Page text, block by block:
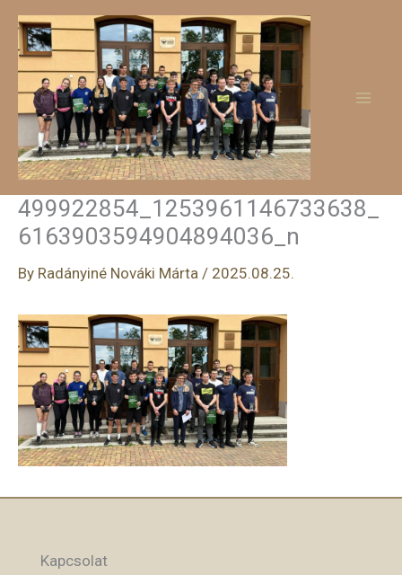
Skip
content
499922854_1253961146733638_
6163903594904894036_n
By Radányiné Nováki Márta / 2025.08.25.
Kapcsolat